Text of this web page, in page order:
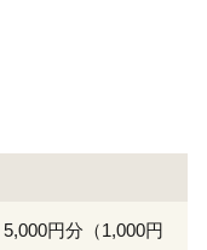
円分（1,000円